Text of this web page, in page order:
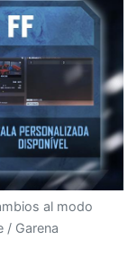
al modo
/ Garena